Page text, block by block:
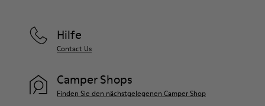
Hilfe
Contact Us
Camper Shops
Finden Sie den nächstgelegenen Camper Shop